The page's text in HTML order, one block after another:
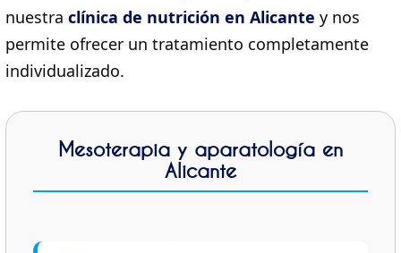
nuestra clínica de nutrición en Alicante y nos
permite ofrecer un tratamiento completamente
individualizado.
Mesoterapia y aparatología en
Alicante